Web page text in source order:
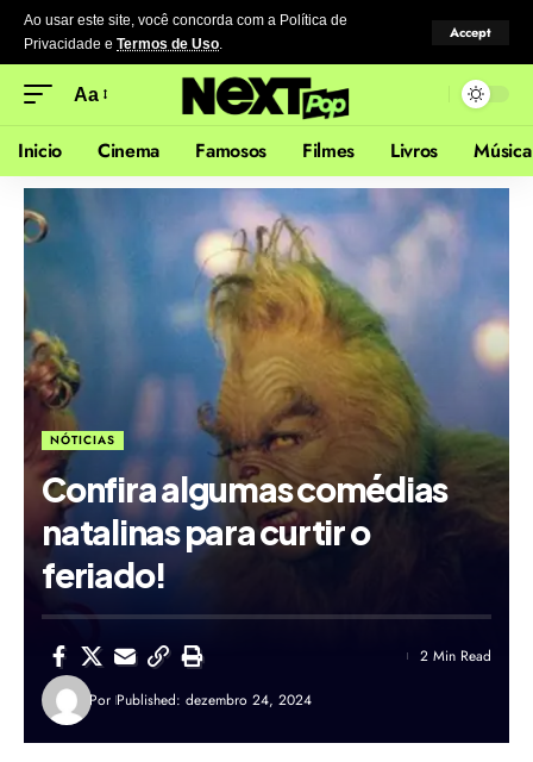
Ao usar este site, você concorda com a Política de
Privacidade e Termos de Uso.
Accept
Aa
Inicio Cinema Famosos Filmes Livros Música
NÓTICIAS
Confira algumas comédias
natalinas para curtir o
feriado!
Por Published: dezembro 24, 2024
2 Min Read